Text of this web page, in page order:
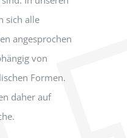
sich alle
angesprochen
von
Formen.
daher auf